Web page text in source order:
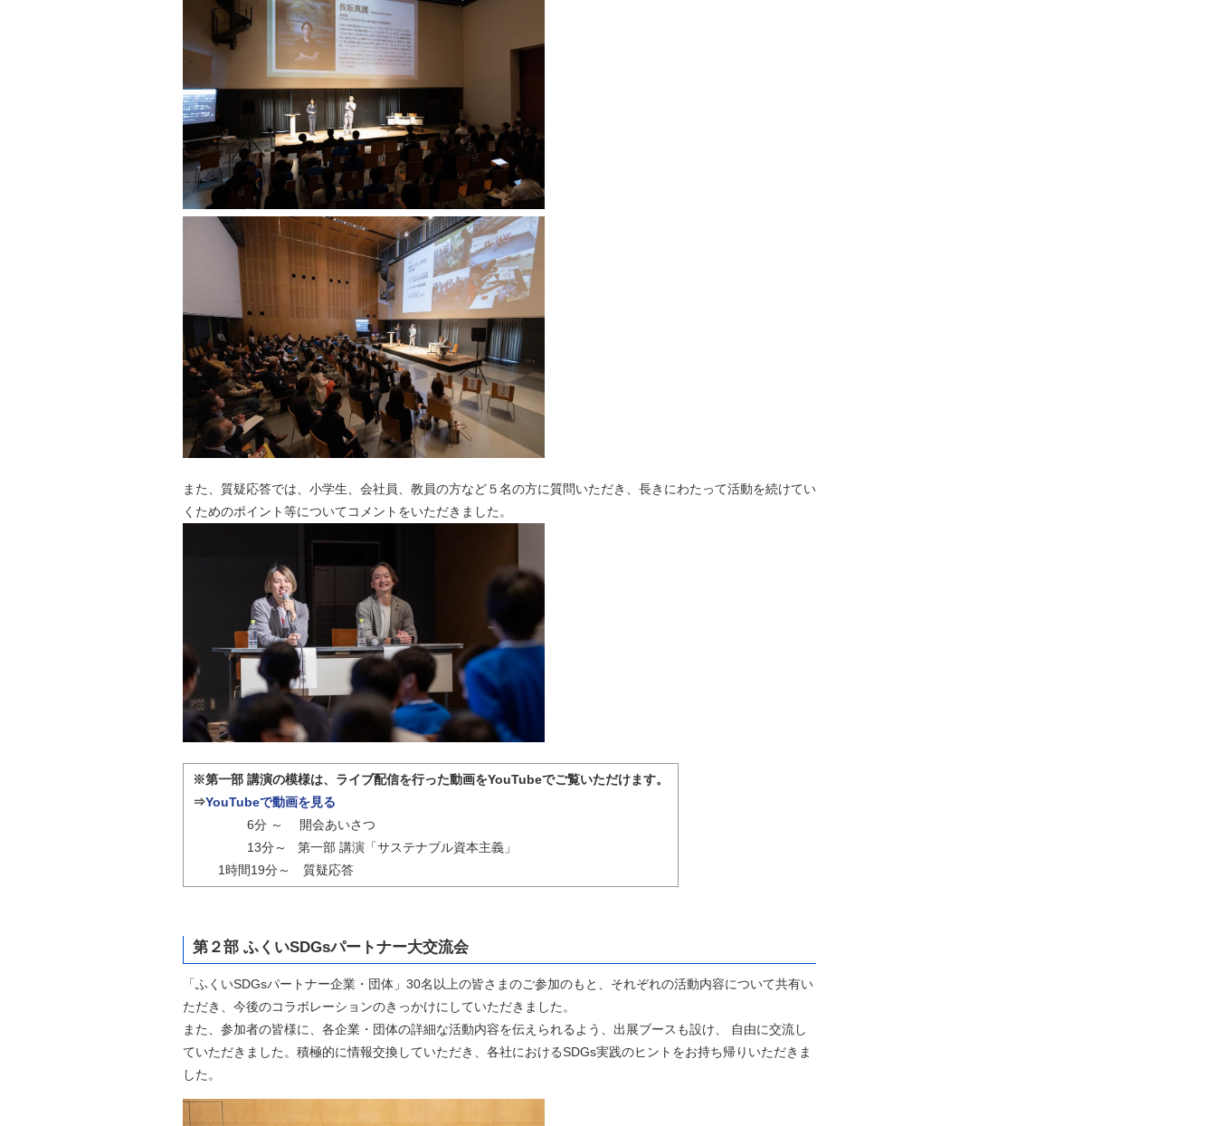
また、質疑応答では、小学生、会社員、教員の方など５名の方に質問いただき、長きにわたって活動を続けてい
くためのポイント等についてコメントをいただきました。
※第一部 講演の模様は、ライブ配信を行った動画をYouTubeでご覧いただけます。
⇒YouTubeで動画を見る
6分 ～ 開会あいさつ
13分～ 第一部 講演「サステナブル資本主義」
1時間19分～ 質疑応答
第２部 ふくいSDGsパートナー大交流会
「ふくいSDGsパートナー企業・団体」30名以上の皆さまのご参加のもと、それぞれの活動内容について共有い
ただき、今後のコラボレーションのきっかけにしていただきました。
また、参加者の皆様に、各企業・団体の詳細な活動内容を伝えられるよう、出展ブースも設け、 自由に交流し
ていただきました。積極的に情報交換していただき、各社におけるSDGs実践のヒントをお持ち帰りいただきま
した。